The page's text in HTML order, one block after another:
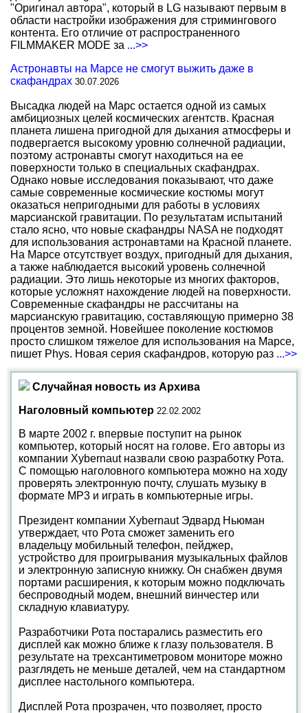
"Оригинал автора", который в LG называют первым в
области настройки изображения для стримингового
контента. Его отличие от распространенного
FILMMAKER MODE за ...>>
Астронавты на Марсе не смогут выжить даже в
скафандрах 30.07.2026
Высадка людей на Марс остается одной из самых
амбициозных целей космических агентств. Красная
планета лишена пригодной для дыхания атмосферы и
подвергается высокому уровню солнечной радиации,
поэтому астронавты смогут находиться на ее
поверхности только в специальных скафандрах.
Однако новые исследования показывают, что даже
самые современные космические костюмы могут
оказаться непригодными для работы в условиях
марсианской гравитации. По результатам испытаний
стало ясно, что новые скафандры NASA не подходят
для использования астронавтами на Красной планете.
На Марсе отсутствует воздух, пригодный для дыхания,
а также наблюдается высокий уровень солнечной
радиации. Это лишь некоторые из многих факторов,
которые усложнят нахождение людей на поверхности.
Современные скафандры не рассчитаны на
марсианскую гравитацию, составляющую примерно 38
процентов земной. Новейшее поколение костюмов
просто слишком тяжелое для использования на Марсе,
пишет Phys. Новая серия скафандров, которую раз ...>>
Случайная новость из Архива
Наголовный компьютер 22.02.2002
В марте 2002 г. впервые поступит на рынок
компьютер, который носят на голове. Его авторы из
компании Xybernaut назвали свою разработку Рота.
С помощью наголовного компьютера можно на ходу
проверять электронную почту, слушать музыку в
формате MP3 и играть в компьютерные игры.
Президент компании Xybernaut Эдвард Ньюман
утверждает, что Рота сможет заменить его
владельцу мобильный телефон, пейджер,
устройство для проигрывания музыкальных файлов
и электронную записную книжку. Он снабжен двумя
портами расширения, к которым можно подключать
беспроводный модем, внешний винчестер или
складную клавиатуру.
Разработчики Рота постарались разместить его
дисплей как можно ближе к глазу пользователя. В
результате на трехсантиметровом мониторе можно
разглядеть не меньше деталей, чем на стандартном
дисплее настольного компьютера.
Дисплей Рота прозрачен, что позволяет, просто